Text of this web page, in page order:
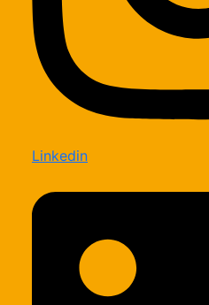
Linkedin